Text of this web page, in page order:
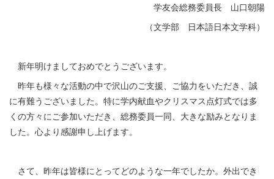
学友会総務委員長 山口朝陽
（文学部 日本語日本文学科）
新年明けましておめでとうございます。
昨年も様々な活動の中で沢山のご支援、ご協力をいただき、誠
に有難うございました。特に学内献血やクリスマス点灯式では多
くの方々にご参加いただき、総務委員一同、大きな励みとなりま
した。心より感謝申し上げます。
さて、昨年は皆様にとってどのような一年でしたか。外出でき